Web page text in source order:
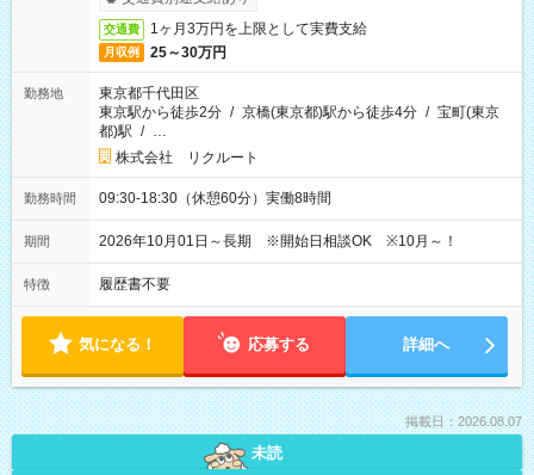
交通費 1ヶ月3万円を上限として実費支給
月収例 25～30万円
勤務地
東京都千代田区
東京駅から徒歩2分 / 京橋(東京都)駅から徒歩4分 / 宝町(東京
都)駅 / …
株式会社 リクルート
勤務時間 09:30-18:30（休憩60分）実働8時間
期間 2026年10月01日～長期 ※開始日相談OK ※10月～！
特徴 履歴書不要
気になる！ 応募する 詳細へ
掲載日：2026.08.07
未読